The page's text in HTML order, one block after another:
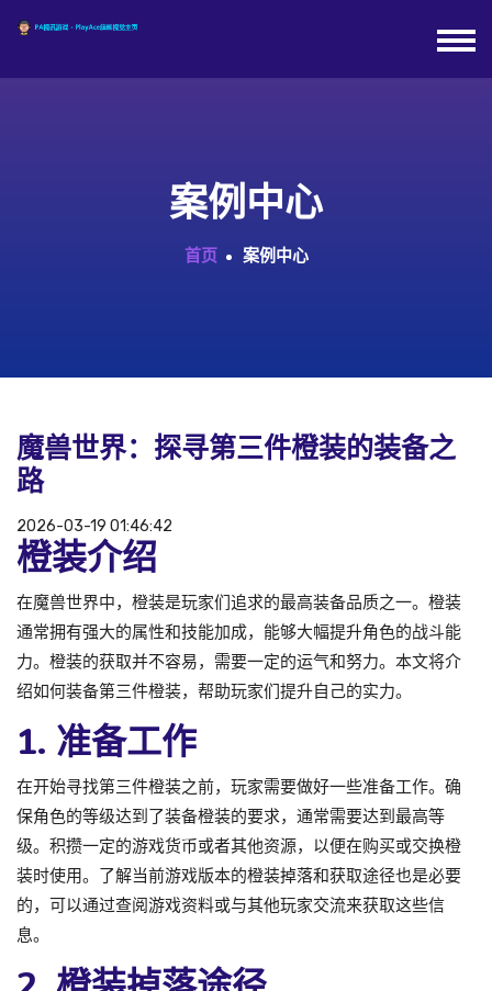
案例中心
首页 案例中心
魔兽世界：探寻第三件橙装的装备之
路
2026-03-19 01:46:42
橙装介绍
在魔兽世界中，橙装是玩家们追求的最高装备品质之一。橙装
通常拥有强大的属性和技能加成，能够大幅提升角色的战斗能
力。橙装的获取并不容易，需要一定的运气和努力。本文将介
绍如何装备第三件橙装，帮助玩家们提升自己的实力。
1. 准备工作
在开始寻找第三件橙装之前，玩家需要做好一些准备工作。确
保角色的等级达到了装备橙装的要求，通常需要达到最高等
级。积攒一定的游戏货币或者其他资源，以便在购买或交换橙
装时使用。了解当前游戏版本的橙装掉落和获取途径也是必要
的，可以通过查阅游戏资料或与其他玩家交流来获取这些信
息。